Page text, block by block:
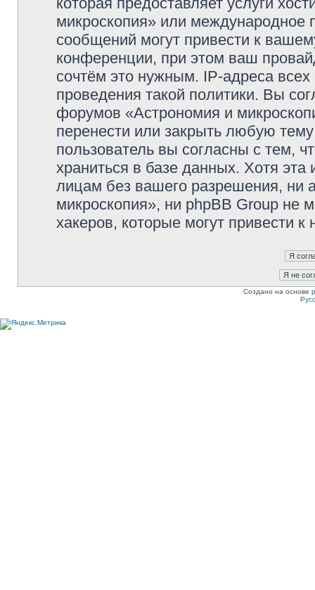
микроскопия» или международное
сообщений могут привести к
конференции, при этом ваш
сочтём это нужным. IP-адреса
проведения такой политики. Вы
форумов «Астрономия и
перенести или закрыть любую
пользователь вы согласны с тем,
храниться в базе данных. Хотя
лицам без вашего разрешения, ни
микроскопия», ни phpBB Group не
хакеров, которые могут привести
Создано на основе